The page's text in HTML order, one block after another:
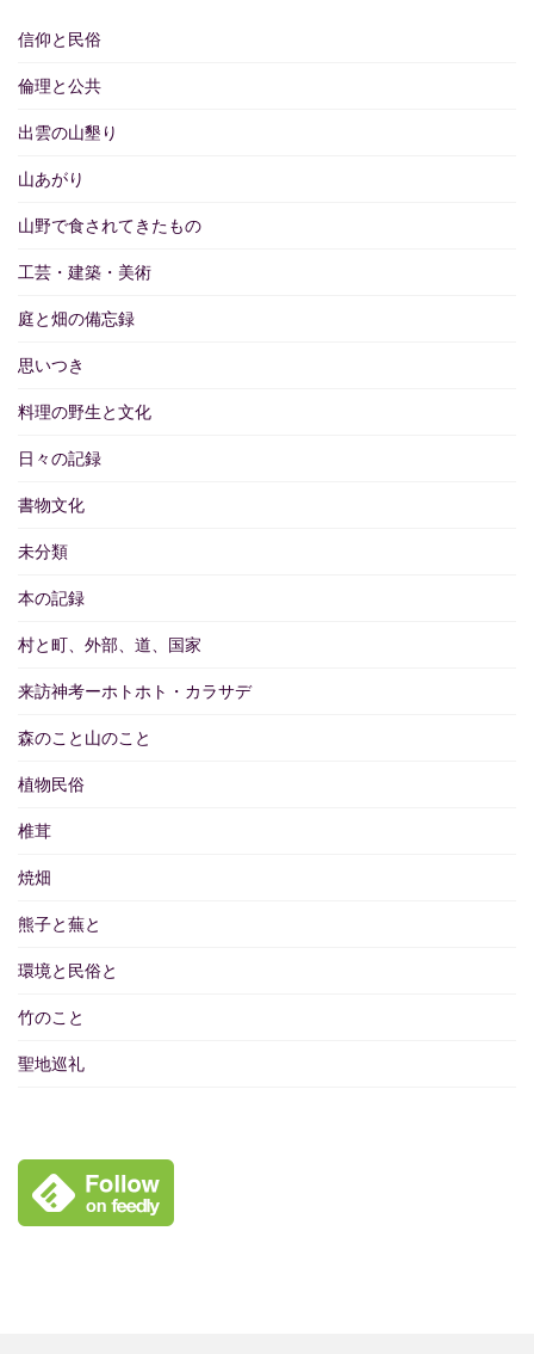
信仰と民俗
倫理と公共
出雲の山墾り
山あがり
山野で食されてきたもの
工芸・建築・美術
庭と畑の備忘録
思いつき
料理の野生と文化
日々の記録
書物文化
未分類
本の記録
村と町、外部、道、国家
来訪神考ーホトホト・カラサデ
森のこと山のこと
植物民俗
椎茸
焼畑
熊子と蕪と
環境と民俗と
竹のこと
聖地巡礼